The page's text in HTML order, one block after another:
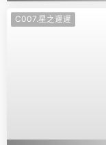
C007.星之遲遲